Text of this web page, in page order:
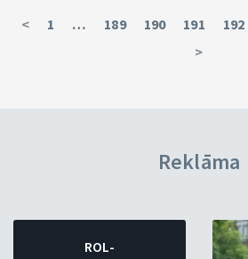
< 1 … 189 190 191 192
>
Reklāma
ROL-